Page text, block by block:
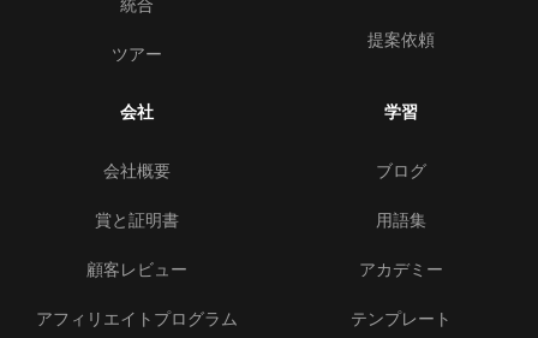
統合
ツアー
提案依頼
会社
会社概要
賞と証明書
顧客レビュー
アフィリエイトプログラム
学習
ブログ
用語集
アカデミー
テンプレート